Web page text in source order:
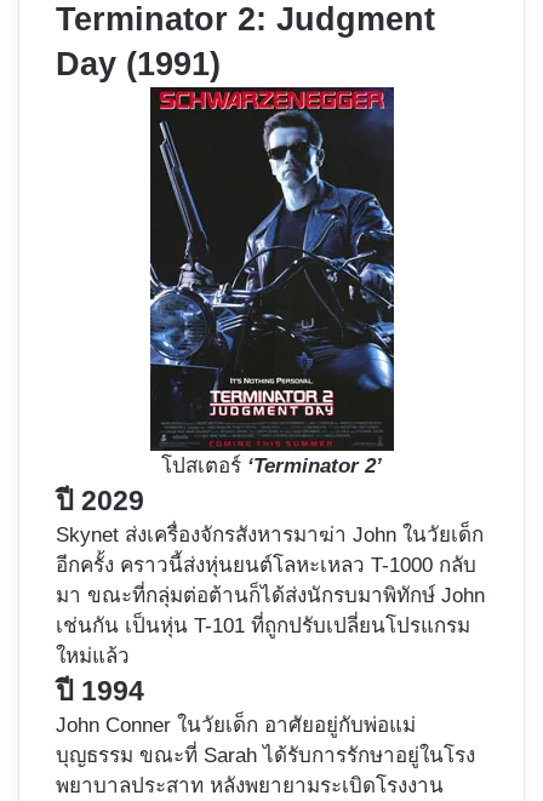
Terminator 2: Judgment
Day (1991)
โปสเตอร์ ‘Terminator 2’
ปี 2029
Skynet ส่งเครื่องจักรสังหารมาฆ่า John ในวัยเด็ก
อีกครั้ง คราวนี้ส่งหุ่นยนต์โลหะเหลว T-1000 กลับ
มา ขณะที่กลุ่มต่อต้านก็ได้ส่งนักรบมาพิทักษ์ John
เช่นกัน เป็นหุ่น T-101 ที่ถูกปรับเปลี่ยนโปรแกรม
ใหม่แล้ว
ปี 1994
John Conner ในวัยเด็ก อาศัยอยู่กับพ่อแม่
บุญธรรม ขณะที่ Sarah ได้รับการรักษาอยู่ในโรง
พยาบาลประสาท หลังพยายามระเบิดโรงงาน